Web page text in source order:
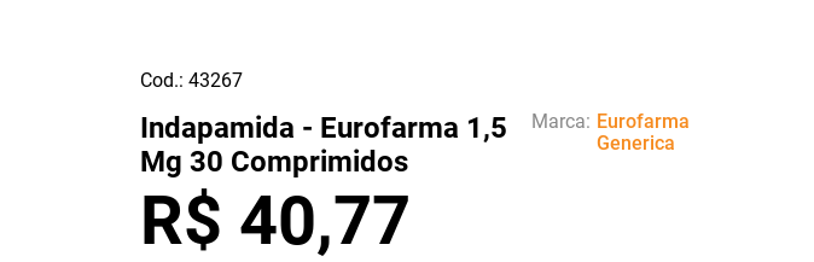
Cod.: 43267
Indapamida - Eurofarma 1,5
Mg 30 Comprimidos
Marca: Eurofarma
Generica
R$ 40,77